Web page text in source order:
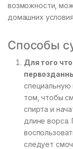
возможности,
домашних
Способы
Для того
специальную
том, чтобы
спирта и
длине ворса.
следует